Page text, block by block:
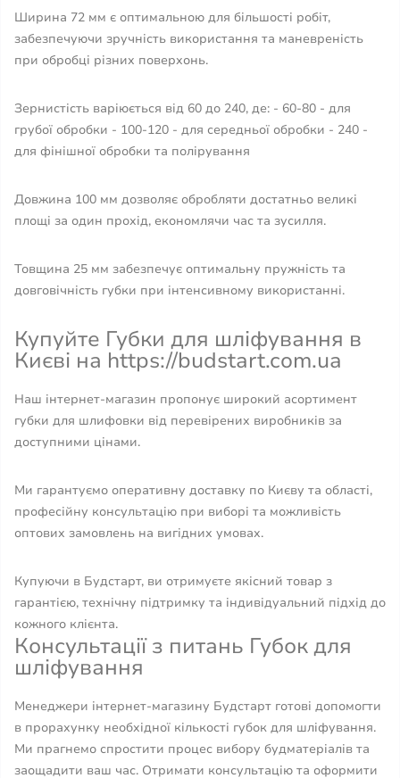
Ширина 72 мм є оптимальною для більшості робіт,
забезпечуючи зручність використання та маневреність
при обробці різних поверхонь.
Зернистість варіюється від 60 до 240, де: - 60-80 - для
грубої обробки - 100-120 - для середньої обробки - 240 -
для фінішної обробки та полірування
Довжина 100 мм дозволяє обробляти достатньо великі
площі за один прохід, економлячи час та зусилля.
Товщина 25 мм забезпечує оптимальну пружність та
довговічність губки при інтенсивному використанні.
Купуйте Губки для шліфування в
Києві на https://budstart.com.ua
Наш інтернет-магазин пропонує широкий асортимент
губки для шлифовки від перевірених виробників за
доступними цінами.
Ми гарантуємо оперативну доставку по Києву та області,
професійну консультацію при виборі та можливість
оптових замовлень на вигідних умовах.
Купуючи в Будстарт, ви отримуєте якісний товар з
гарантією, технічну підтримку та індивідуальний підхід до
кожного клієнта.
Консультації з питань Губок для
шліфування
Менеджери інтернет-магазину Будстарт готові допомогти
в прорахунку необхідної кількості губок для шліфування.
Ми прагнемо спростити процес вибору будматеріалів та
заощадити ваш час. Отримати консультацію та оформити